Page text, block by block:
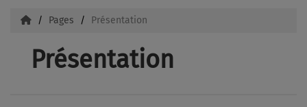
Pages Présentation
Présentation